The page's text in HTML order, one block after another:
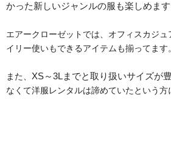
かった新しいジャンルの服も楽しめます
エアークローゼットでは、オフィスカジ
イリー使いもできるアイテムも揃ってます。
また、 XS～3Lまでと取り扱いサイズが
なくて洋服レンタルは諦めていたという方